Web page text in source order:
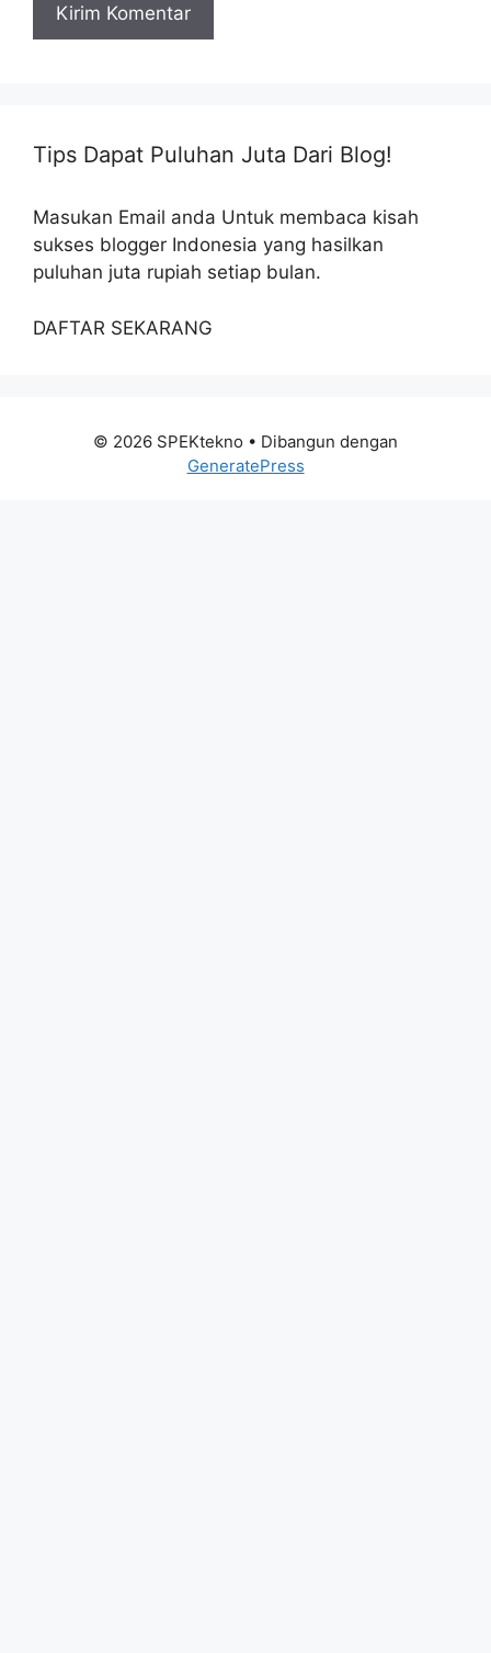
Tips Dapat Puluhan Juta Dari Blog!
Masukan Email anda Untuk membaca kisah
sukses blogger Indonesia yang hasilkan
puluhan juta rupiah setiap bulan.
DAFTAR SEKARANG
© 2026 SPEKtekno • Dibangun dengan
GeneratePress